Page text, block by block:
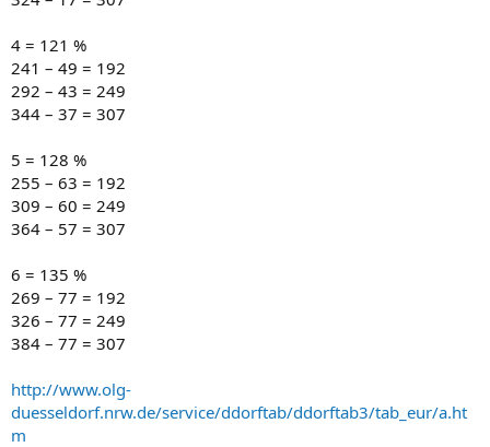
4 = 121 %
241 – 49 = 192
292 – 43 = 249
344 – 37 = 307
5 = 128 %
255 – 63 = 192
309 – 60 = 249
364 – 57 = 307
6 = 135 %
269 – 77 = 192
326 – 77 = 249
384 – 77 = 307
http://www.olg-
duesseldorf.nrw.de/service/ddorftab/ddorftab3/tab_eur/a.ht
m